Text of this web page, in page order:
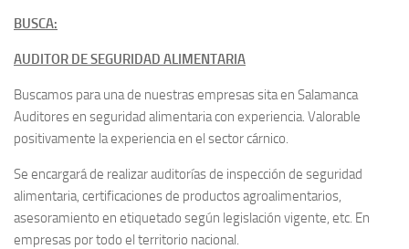
BUSCA:
AUDITOR DE SEGURIDAD ALIMENTARIA
Buscamos para una de nuestras empresas sita en Salamanca
Auditores en seguridad alimentaria con experiencia. Valorable
positivamente la experiencia en el sector cárnico.
Se encargará de realizar auditorías de inspección de seguridad
alimentaria, certificaciones de productos agroalimentarios,
asesoramiento en etiquetado según legislación vigente, etc. En
empresas por todo el territorio nacional.